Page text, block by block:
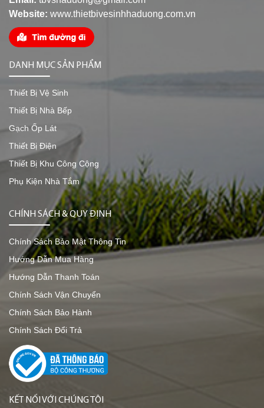
Website: www.thietbivesinhhaduong.com.vn
DANH MỤC SẢN PHẨM
Thiết Bị Vệ Sinh
Thiết Bị Nhà Bếp
Gạch Ốp Lát
Thiết Bị Điện
Thiết Bị Khu Công Cộng
Phụ Kiện Nhà Tắm
CHÍNH SÁCH & QUY ĐỊNH
Chính Sách Bảo Mật Thông Tin
Hướng Dẫn Mua Hàng
Hướng Dẫn Thanh Toán
Chính Sách Vận Chuyển
Chính Sách Bảo Hành
Chính Sách Đổi Trả
KẾT NỐI VỚI CHÚNG TÔI